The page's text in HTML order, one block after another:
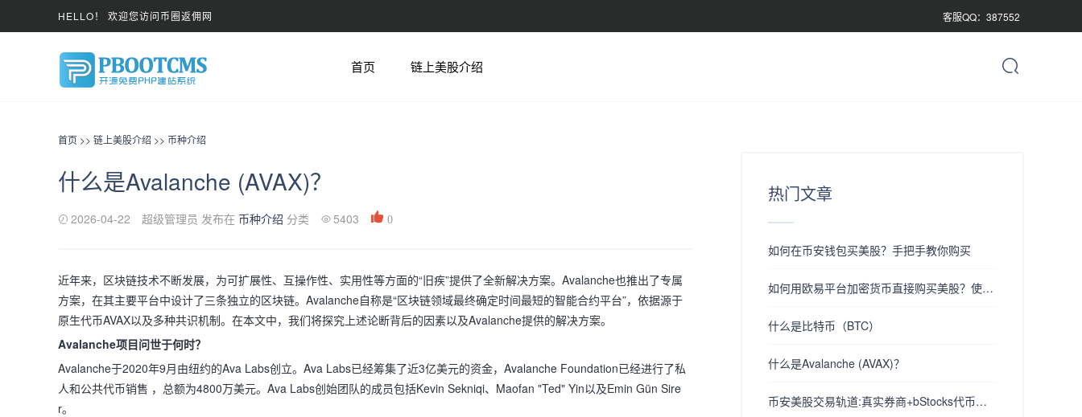
HELLO！ 欢迎您访问币圈返佣网 客服QQ：387552
首页 链上美股介绍
首页 >> 链上美股介绍 >> 币种介绍
什么是Avalanche (AVAX)？
2026-04-22 超级管理员 发布在 币种介绍 分类 5403 0
近年来，区块链技术不断发展，为可扩展性、互操作性、实用性等方面的“旧疾”提供了全新解决方案。Avalanche也推出了专属
方案，在其主要平台中设计了三条独立的区块链。Avalanche自称是“区块链领域最终确定时间最短的智能合约平台”，依据源于
原生代币AVAX以及多种共识机制。在本文中，我们将探究上述论断背后的因素以及Avalanche提供的解决方案。
Avalanche项目问世于何时？
Avalanche于2020年9月由纽约的Ava Labs创立。Ava Labs已经筹集了近3亿美元的资金，Avalanche Foundation已经进行了私
人和公共代币销售 ，总额为4800万美元。Ava Labs创始团队的成员包括Kevin Sekniqi、Maofan "Ted" Yin以及Emin Gün Sire
r。
热门文章
如何在币安钱包买美股？手把手教你购买
如何用欧易平台加密货币直接购买美股？使用加密货币购买美股的详细教程
什么是比特币（BTC）
什么是Avalanche (AVAX)？
币安美股交易轨道:真实券商+bStocks代币化+Ondo代币化证券+股票合约衍生品